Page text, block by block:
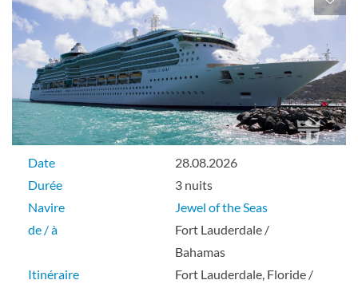
Cabine avec vue sur océan-[5N]
Pont 02
Extérieure
Cabine intérieure-[5V]
Date
28.08.2026
Durée
3 nuits
Navire
Jewel of the Seas
de / à
Fort Lauderdale /
Bahamas
Itinéraire
Fort Lauderdale, Floride /